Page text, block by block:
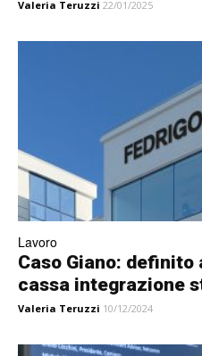
Valeria Teruzzi 22/01/2025
Lavoro
Caso Giano: definito
cassa integrazione
Valeria Teruzzi 10/12/2024